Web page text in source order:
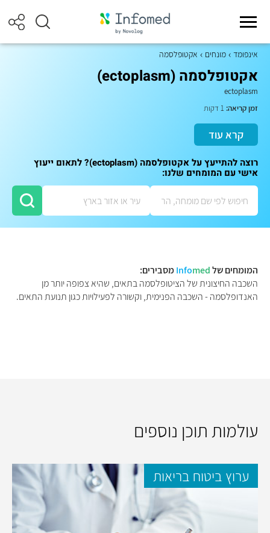
אינפומד מונחים אקטופלסמה
אקטופלסמה (ectoplasm)
ectoplasm
זמן קריאה:
קרא עוד
רוצה להתייעץ על אקטופלסמה (ectoplasm)? לתאום ייעוץ
אישי עם המומחים שלנו:
המומחים של Infomed
מסבירים:
השכבה החיצונית של הציטופלסמה בתאים, שהיא צפופה יותר מן
האנדופלסמה - השכבה הפנימית, וקשורה לפעילויות כגון תנועת התאים.
עולמות תוכן נוספים
ערוץ ביטוח בריאות